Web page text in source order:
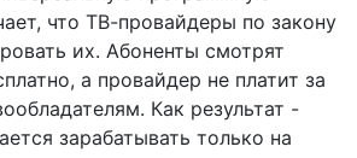
что ТВ-провайдеры по закону
их. Абоненты смотрят
а провайдер не платит за
Как результат -
зарабатывать только на